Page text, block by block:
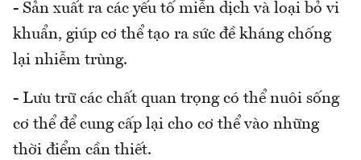
- Sản xuất ra các yếu tố miễn dịch và loại bỏ vi
khuẩn, giúp cơ thể tạo ra sức đề kháng chống
lại nhiễm trùng.
- Lưu trữ các chất quan trọng có thể nuôi sống
cơ thể để cung cấp lại cho cơ thể vào những
thời điểm cần thiết.